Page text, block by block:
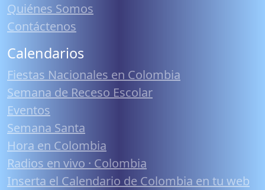
Quiénes Somos
Contáctenos
Calendarios
Fiestas Nacionales en Colombia
Semana de Receso Escolar
Eventos
Semana Santa
Hora en Colombia
Radios en vivo · Colombia
Inserta el Calendario de Colombia en tu web